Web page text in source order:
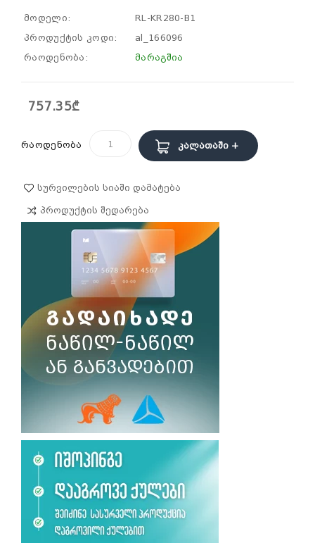
მოდელი:
RL-KR280-B1
პროდუქტის კოდი:
al_166096
რაოდენობა:
მარაგშია
757.35₾
რაოდენობა Კალათაში +
Სურვილების Სიაში Დამატება
Პროდუქტის Შედარება